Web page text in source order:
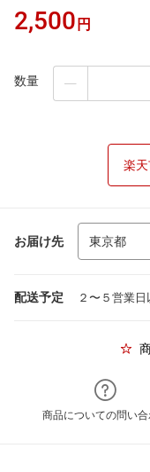
2,500 円
数量
楽
お届け先
配送予定 ２〜５営業
商品についての問い